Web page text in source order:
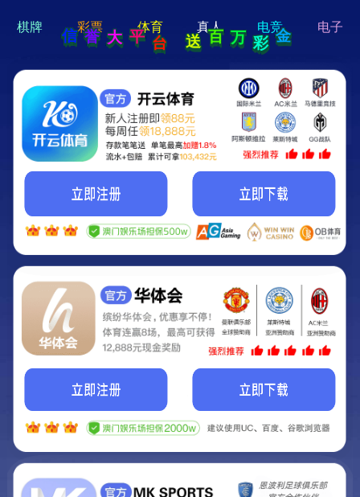
hi 💗
Hey Guys!
我们即将上线啦...
我们的网站正在建设.
它将是非常棒的网站.